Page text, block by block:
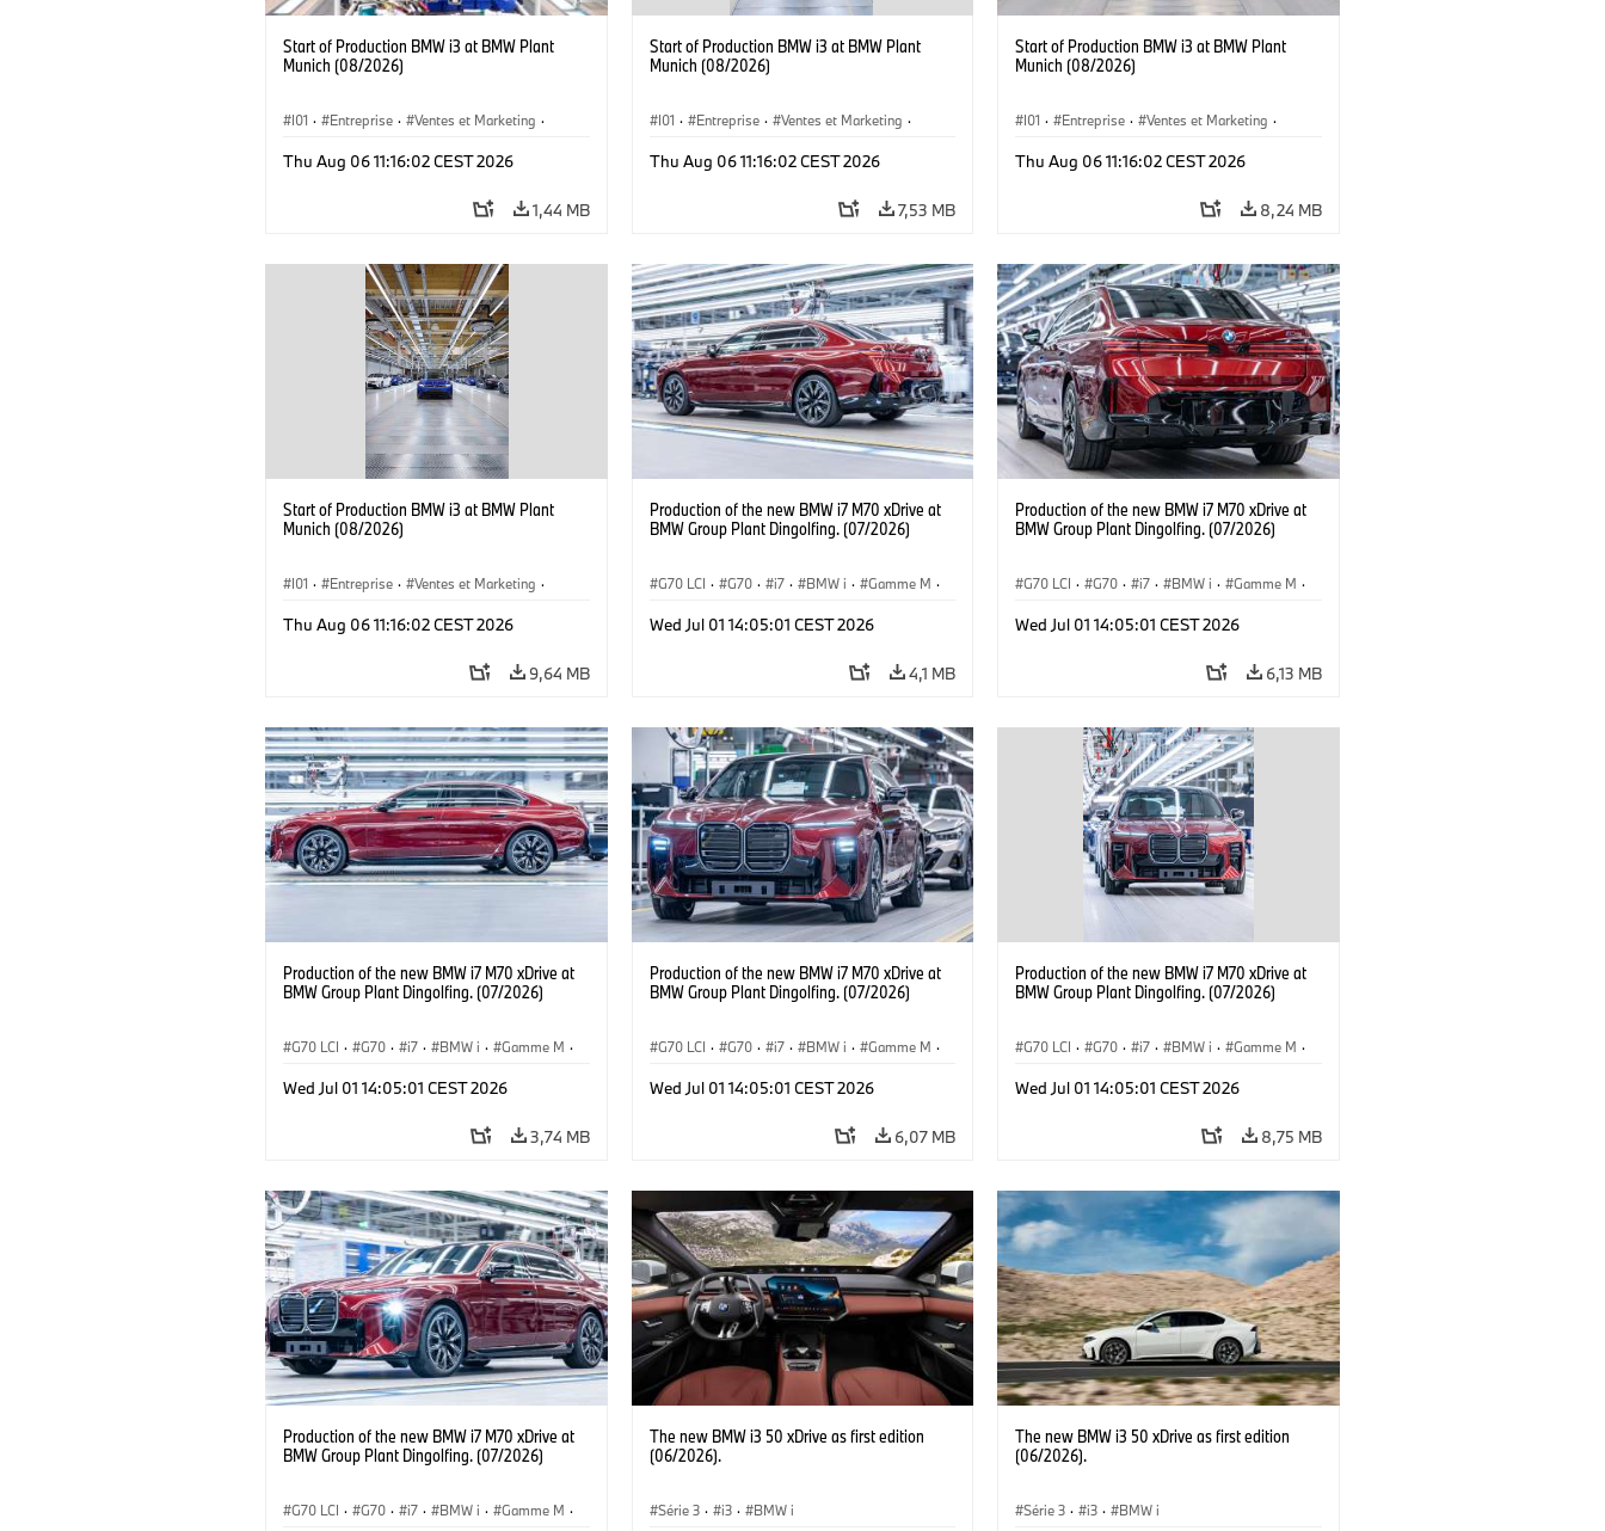
Start of Production BMW i3 at BMW Plant
Munich (08/2026)
I01 · Entreprise · Ventes et Marketing ·
Thu Aug 06 11:16:02 CEST 2026
1,44 MB
Start of Production BMW i3 at BMW Plant
Munich (08/2026)
I01 · Entreprise · Ventes et Marketing ·
Thu Aug 06 11:16:02 CEST 2026
7,53 MB
Start of Production BMW i3 at BMW Plant
Munich (08/2026)
I01 · Entreprise · Ventes et Marketing ·
Thu Aug 06 11:16:02 CEST 2026
8,24 MB
Start of Production BMW i3 at BMW Plant
Munich (08/2026)
I01 · Entreprise · Ventes et Marketing ·
Thu Aug 06 11:16:02 CEST 2026
9,64 MB
Production of the new BMW i7 M70 xDrive at
BMW Group Plant Dingolfing. (07/2026)
G70 LCI · G70 · i7 · BMW i · Gamme M ·
Wed Jul 01 14:05:01 CEST 2026
4,1 MB
Production of the new BMW i7 M70 xDrive at
BMW Group Plant Dingolfing. (07/2026)
G70 LCI · G70 · i7 · BMW i · Gamme M ·
Wed Jul 01 14:05:01 CEST 2026
6,13 MB
Production of the new BMW i7 M70 xDrive at
BMW Group Plant Dingolfing. (07/2026)
G70 LCI · G70 · i7 · BMW i · Gamme M ·
Wed Jul 01 14:05:01 CEST 2026
3,74 MB
Production of the new BMW i7 M70 xDrive at
BMW Group Plant Dingolfing. (07/2026)
G70 LCI · G70 · i7 · BMW i · Gamme M ·
Wed Jul 01 14:05:01 CEST 2026
6,07 MB
Production of the new BMW i7 M70 xDrive at
BMW Group Plant Dingolfing. (07/2026)
G70 LCI · G70 · i7 · BMW i · Gamme M ·
Wed Jul 01 14:05:01 CEST 2026
8,75 MB
Production of the new BMW i7 M70 xDrive at
BMW Group Plant Dingolfing. (07/2026)
G70 LCI · G70 · i7 · BMW i · Gamme M ·
The new BMW i3 50 xDrive as first edition
(06/2026).
Série 3 · i3 · BMW i
The new BMW i3 50 xDrive as first edition
(06/2026).
Série 3 · i3 · BMW i